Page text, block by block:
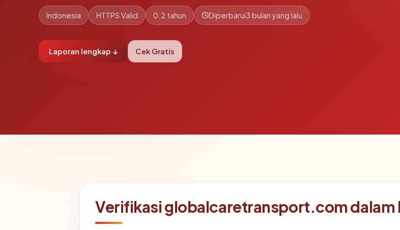
Indonesia HTTPS Valid 0.2 tahun Diperbarui3 bulan yang lalu
Laporan lengkap ↓ Cek Gratis
Verifikasi globalcaretransport.com dalam